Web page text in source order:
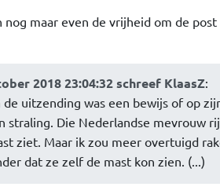
nog maar even de vrijheid om de
2018 23:04:32 schreef KlaasZ:
uitzending was een bewijs of op
straling. Die Nederlandse mevrouw
ziet. Maar ik zou meer overtuigd
dat ze zelf de mast kon zien. (...)